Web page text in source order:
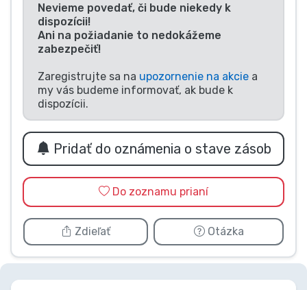
Nevieme povedať, či bude niekedy k
dispozícii!
Ani na požiadanie to nedokážeme
zabezpečiť!
Zaregistrujte sa na upozornenie na akcie a
my vás budeme informovať, ak bude k
dispozícii.
Pridať do oznámenia o stave zásob
Do zoznamu prianí
Zdieľať Otázka